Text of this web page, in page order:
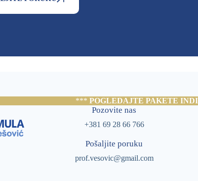
*** POGLEDAJTE PAKETE
Pozovite nas
+381 69 28 66 766
Pošaljite poruku
prof.vesovic@gmail.com